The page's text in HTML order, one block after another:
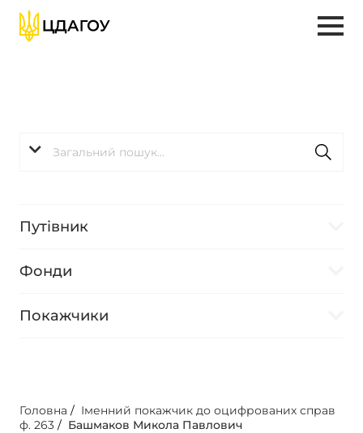
Путівник
Фонди
Покажчики
Головна / Іменний покажчик до оцифрованих справ
ф. 263 / Башмаков Микола Павлович